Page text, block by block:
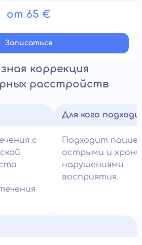
от 65 €
Записатьcя
коррекция
расстройств
с
Для кого
Подходит
острыми и
нарушениями
восприятия.